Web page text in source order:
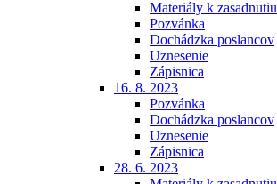
Materiály k zasadnutiu
Pozvánka
Dochádzka poslancov
Uznesenie
Zápisnica
16. 8. 2023
Pozvánka
Dochádzka poslancov
Uznesenie
Zápisnica
28. 6. 2023